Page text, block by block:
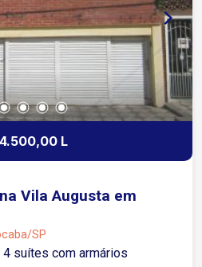
escolas, restaurantes
Boa oferta de transporte
Localização ideal
em imóvel para
organizado, oferecendo
para o aluguel do
L
Vila Augusta em
SP
suítes com armários